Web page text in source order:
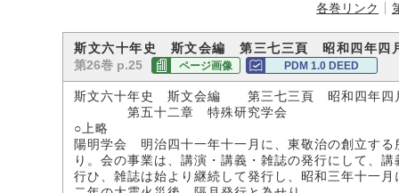
各巻リンク
斯文六十年史 斯文会編 第三七三頁 昭和四年四
第26巻 p.25 ページ画像 PDM 1.0 DEED
斯文六十年史 斯文会編 第三七三頁 昭和四年四
第五十二章 特殊研究学会
○上略
陽明学会 明治四十一年十一月に、東敬治の創立す
り。会の事業は、講演・講義・雑誌の発行にして、
行ひ、雑誌は始より継続して発行し、昭和三年十一